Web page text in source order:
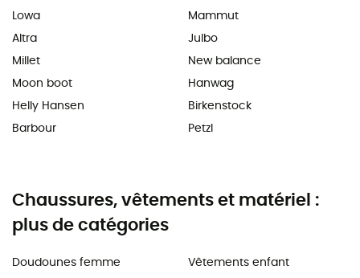
Lowa
Altra
Millet
Moon boot
Helly Hansen
Barbour
Mammut
Julbo
New balance
Hanwag
Birkenstock
Petzl
Chaussures, vêtements et matériel :
plus de catégories
Doudounes femme
Vêtements enfant